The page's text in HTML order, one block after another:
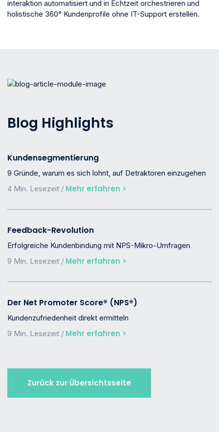
interaktion automatisiert und in Echtzeit orchestrieren und
holistische 360° Kundenprofile ohne IT-Support erstellen.
Blog Highlights
Kundensegmentierung
9 Gründe, warum es sich lohnt, auf Detraktoren einzugehen
4 Min. Lesezeit / Mehr erfahren >
Feedback-Revolution
Erfolgreiche Kundenbindung mit NPS-Mikro-Umfragen
9 Min. Lesezeit / Mehr erfahren >
Der Net Promoter Score® (NPS®)
Kundenzufriedenheit direkt ermitteln
9 Min. Lesezeit / Mehr erfahren >
Zurück zur Übersichtsseite